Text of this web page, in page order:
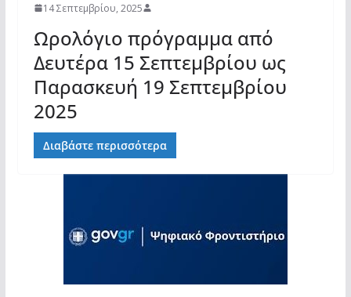
14 Σεπτεμβρίου, 2025
Ωρολόγιο πρόγραμμα από
Δευτέρα 15 Σεπτεμβρίου ως
Παρασκευή 19 Σεπτεμβρίου
2025
Διαβάστε περισσότερα